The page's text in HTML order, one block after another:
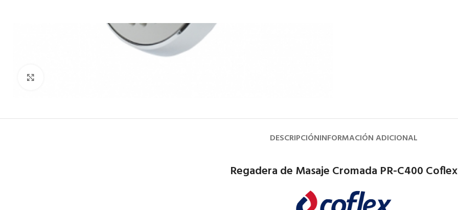
DESCRIPCIÓNINFORMACIÓN ADICIONAL
Regadera de Masaje Cromada PR-C400 Coflex